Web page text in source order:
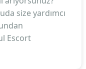
size yardımcı
Escort